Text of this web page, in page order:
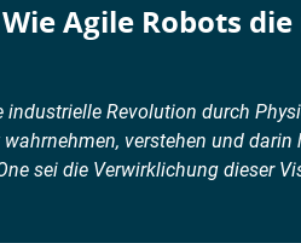
Agile Robots
Revolution durch
verstehen und darin
sei die Verwirklichung dieser